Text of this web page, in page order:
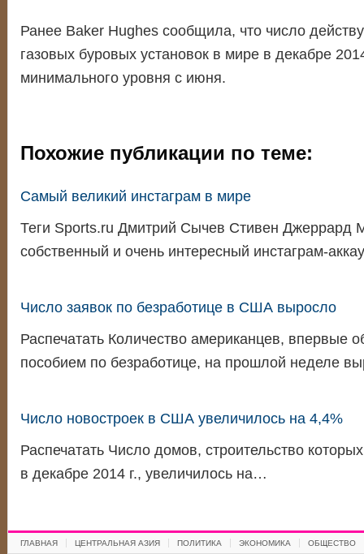
Ранее Baker Hughes сообщила, что число
газовых буровых установок в мире в декабре
минимального уровня с июня.
Похожие публикации по теме:
Самый великий инстаграм в мире
Теги Sports.ru Дмитрий Сычев Стивен Джеррард
собственный и очень интересный инстаграм-
Число заявок по безработице в США выросло
Распечатать Количество американцев, впервые
пособием по безработице, на прошлой неделе
Число новостроек в США увеличилось на 4,4%
Распечатать Число домов, строительство
в декабре 2014 г., увеличилось на…
ГЛАВНАЯ ЦЕНТРАЛЬНАЯ АЗИЯ ПОЛИТИКА ЭКОНОМИКА ОБЩЕСТВО